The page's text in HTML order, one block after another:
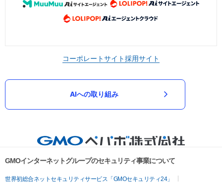
コーポレートサイト採用サイト
AIへの取り組み
GMOインターネットグループのセキュリティ事業について
世界初総合ネットセキュリティサービス「GMOセキュリティ24」